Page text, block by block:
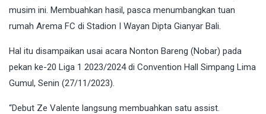
musim ini. Membuahkan hasil, pasca menumbangkan tuan
rumah Arema FC di Stadion I Wayan Dipta Gianyar Bali.
Hal itu disampaikan usai acara Nonton Bareng (Nobar) pada
pekan ke-20 Liga 1 2023/2024 di Convention Hall Simpang Lima
Gumul, Senin (27/11/2023).
“Debut Ze Valente langsung membuahkan satu assist.